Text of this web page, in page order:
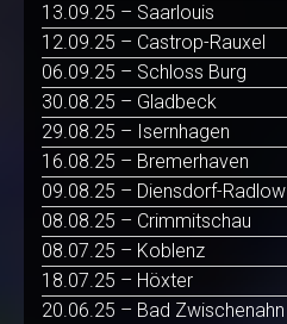
13.09.25 – Saarlouis
12.09.25 – Castrop-Rauxel
06.09.25 – Schloss Burg
30.08.25 – Gladbeck
29.08.25 – Isernhagen
16.08.25 – Bremerhaven
09.08.25 – Diensdorf-Radlow
08.08.25 – Crimmitschau
08.07.25 – Koblenz
18.07.25 – Höxter
20.06.25 – Bad Zwischenahn